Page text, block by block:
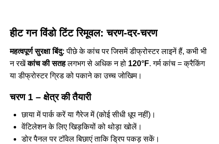
हीट गन विंडो टिंट रिमूवल: चरण-दर-चरण
महत्वपूर्ण सुरक्षा बिंदु: पीछे के कांच पर जिसमें डीफ्रोस्टर लाइनें हैं, कभी भी
न रखेंकांच की सतहलगभग से अधिक न हो 120°F. गर्म कांच = क्रैकिंग
या डीफ्रोस्टर ग्रिड को पकाने का उच्च जोखिम।
चरण 1 – क्षेत्र की तैयारी
छाया में पार्क करें या गैरेज में (कोई सीधी धूप नहीं)।
वेंटिलेशन के लिए खिड़कियों को थोड़ा खोलें।
डोर पैनल पर टॉवेल बिछाएं ताकि ड्रिप पकड़ सकें।